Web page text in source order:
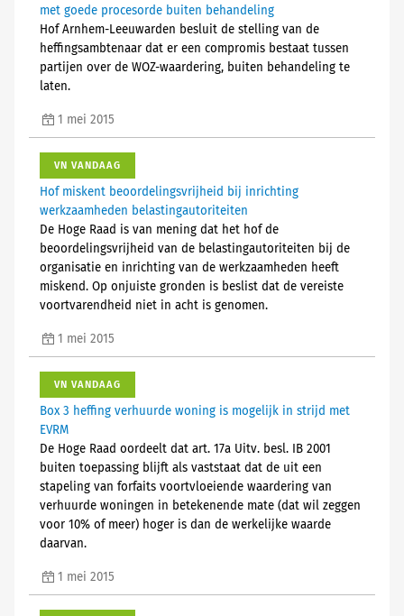
met goede procesorde buiten behandeling
Hof Arnhem-Leeuwarden besluit de stelling van de
heffingsambtenaar dat er een compromis bestaat tussen
partijen over de WOZ-waardering, buiten behandeling te
laten.
1 mei 2015
VN VANDAAG
Hof miskent beoordelingsvrijheid bij inrichting
werkzaamheden belastingautoriteiten
De Hoge Raad is van mening dat het hof de
beoordelingsvrijheid van de belastingautoriteiten bij de
organisatie en inrichting van de werkzaamheden heeft
miskend. Op onjuiste gronden is beslist dat de vereiste
voortvarendheid niet in acht is genomen.
1 mei 2015
VN VANDAAG
Box 3 heffing verhuurde woning is mogelijk in strijd met
EVRM
De Hoge Raad oordeelt dat art. 17a Uitv. besl. IB 2001
buiten toepassing blijft als vaststaat dat de uit een
stapeling van forfaits voortvloeiende waardering van
verhuurde woningen in betekenende mate (dat wil zeggen
voor 10% of meer) hoger is dan de werkelijke waarde
daarvan.
1 mei 2015